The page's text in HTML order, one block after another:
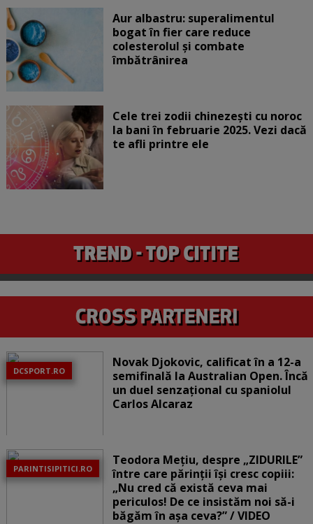
Aur albastru: superalimentul
bogat în fier care reduce
colesterolul și combate
îmbătrânirea
Cele trei zodii chinezești cu noroc
la bani în februarie 2025. Vezi dacă
te afli printre ele
DCSPORT.RO
Novak Djokovic, calificat în a 12-a
semifinală la Australian Open. Încă
un duel senzațional cu spaniolul
Carlos Alcaraz
PARINTISIPITICI.RO
Teodora Mețiu, despre „ZIDURILE”
între care părinții își cresc copiii:
„Nu cred că există ceva mai
periculos! De ce insistăm noi să-i
băgăm în așa ceva?” / VIDEO